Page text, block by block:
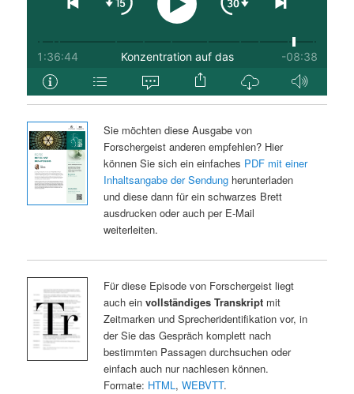
Sie möchten diese Ausgabe von
Forschergeist anderen empfehlen? Hier
können Sie sich ein einfaches PDF mit einer
Inhaltsangabe der Sendungherunterladen
und diese dann für ein schwarzes Brett
ausdrucken oder auch per E-Mail
weiterleiten.
Für diese Episode von Forschergeist liegt
auch ein vollständiges Transkriptmit
Zeitmarken und Sprecheridentifikation vor, in
der Sie das Gespräch komplett nach
bestimmten Passagen durchsuchen oder
einfach auch nur nachlesen können.
Formate: HTML, WEBVTT.